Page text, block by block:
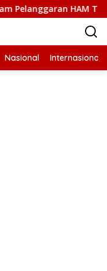
HAM Terulang di
Nasional Internasional